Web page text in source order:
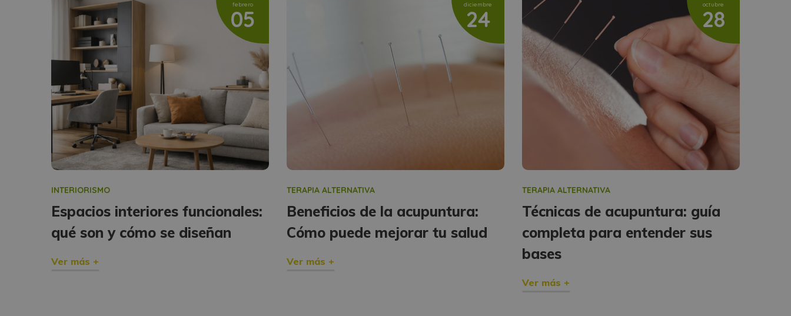
febrero
05
INTERIORISMO
Espacios interiores funcionales:
qué son y cómo se diseñan
Ver más +
diciembre
24
TERAPIA ALTERNATIVA
Beneficios de la acupuntura:
Cómo puede mejorar tu salud
Ver más +
octubre
28
TERAPIA ALTERNATIVA
Técnicas de acupuntura: guía
completa para entender sus
bases
Ver más +